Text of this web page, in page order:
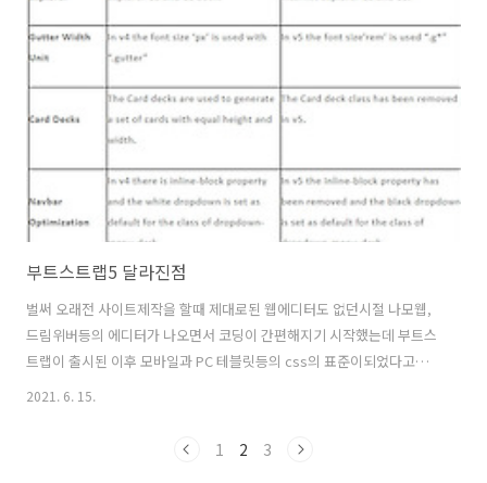
보려고 한다. 한국어 지원은 물론 수 많은 무료 템플릿도 제공하며, 온라
인에서 실시간으로 저장된다! 주소는 https://gitmind.com/kr/
GitMind - 무료 온라인 마인드 맵 도구 GitMind는 브레인 스토밍, 프로
젝트 계획, 개발, 행동 및 기타 창의적인 작업을위한 무료 온라인 마인드
맵 ..
부트스트랩5 달라진점
벌써 오래전 사이트제작을 할때 제대로된 웹에디터도 없던시절 나모웹,
드림위버등의 에디터가 나오면서 코딩이 간편해지기 시작했는데 부트스
트랩이 출시된 이후 모바일과 PC 테블릿등의 css의 표준이되었다고해
2021. 6. 15.
1 2 3